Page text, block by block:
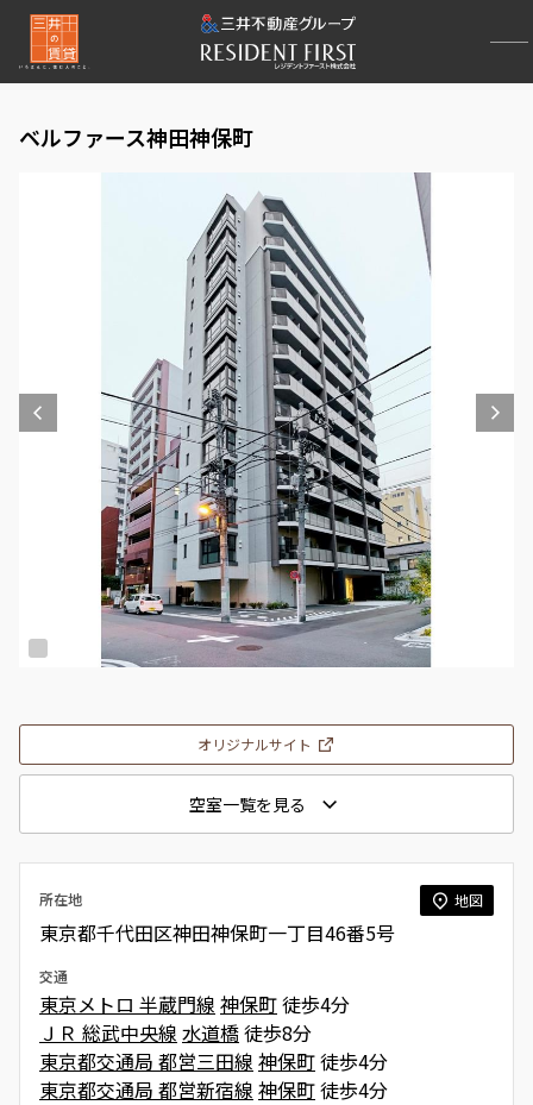
ベルファース神田神保町
オリジナルサイト
空室一覧を見る
所在地 地図
東京都千代田区神田神保町一丁目46番5号
交通
東京メトロ 半蔵門線 神保町徒歩4分
ＪＲ 総武中央線 水道橋徒歩8分
東京都交通局 都営三田線 神保町徒歩4分
東京都交通局 都営新宿線 神保町徒歩4分